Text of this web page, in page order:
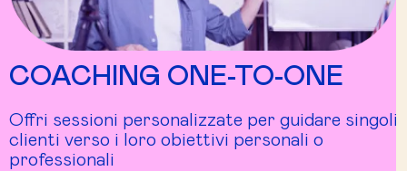
COACHING ONE-TO-ONE
Offri sessioni personalizzate per guidare singoli
clienti verso i loro obiettivi personali o
professionali